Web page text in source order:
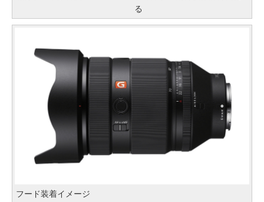
る
フード装着イメージ